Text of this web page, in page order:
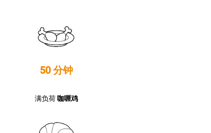
50 分钟
满负荷 咖喱鸡